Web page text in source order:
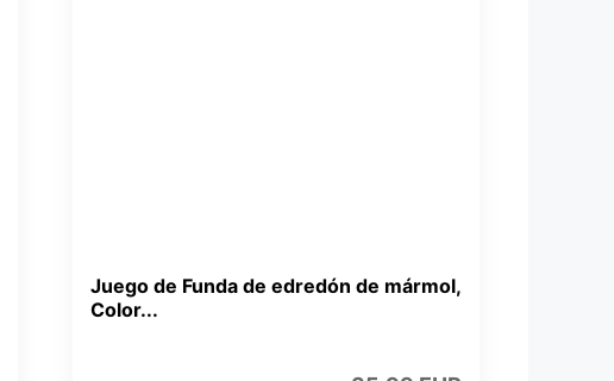
Juego de Funda de edredón de mármol,
Color...